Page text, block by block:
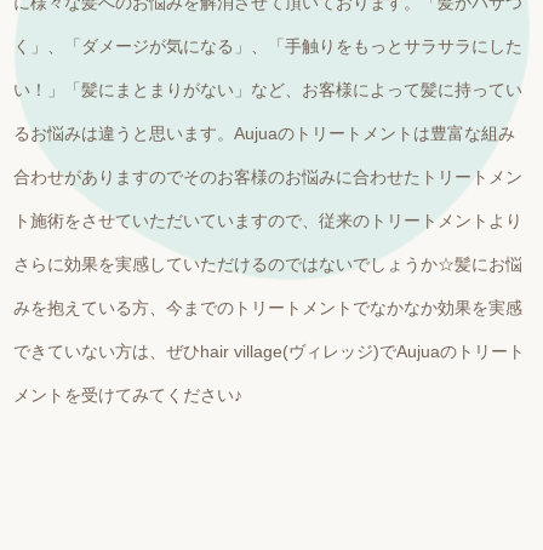
く」、「ダメージが気になる」、「手触りをもっとサラサラにした
い！」「髪にまとまりがない」など、お客様によって髪に持ってい
るお悩みは違うと思います。Aujuaのトリートメントは豊富な組み
合わせがありますのでそのお客様のお悩みに合わせたトリートメン
ト施術をさせていただいていますので、従来のトリートメントより
さらに効果を実感していただけるのではないでしょうか☆髪にお悩
みを抱えている方、今までのトリートメントでなかなか効果を実感
できていない方は、ぜひhair village(ヴィレッジ)でAujuaのトリート
メントを受けてみてください♪